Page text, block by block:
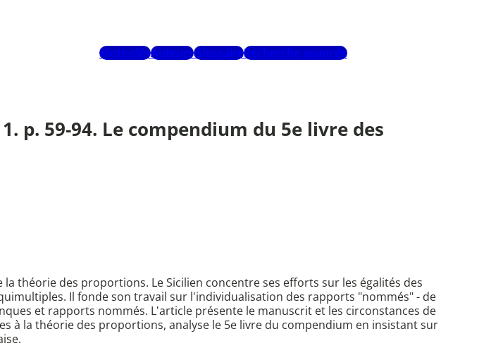
Mots-clésAuteursGlossaireRecherche avancée
p. 59-94. Le compendium du 5e livre des
théorie des proportions. Le Sicilien concentre ses efforts sur les égalités des
Il fonde son travail sur l'individualisation des rapports "nommés" - de
et rapports nommés. L'article présente le manuscrit et les circonstances de
à la théorie des proportions, analyse le 5e livre du compendium en insistant sur